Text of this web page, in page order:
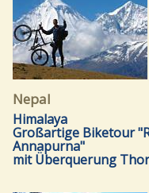
Nepal
Himalaya
Großartige Biketour
Annapurna"
mit Überquerung